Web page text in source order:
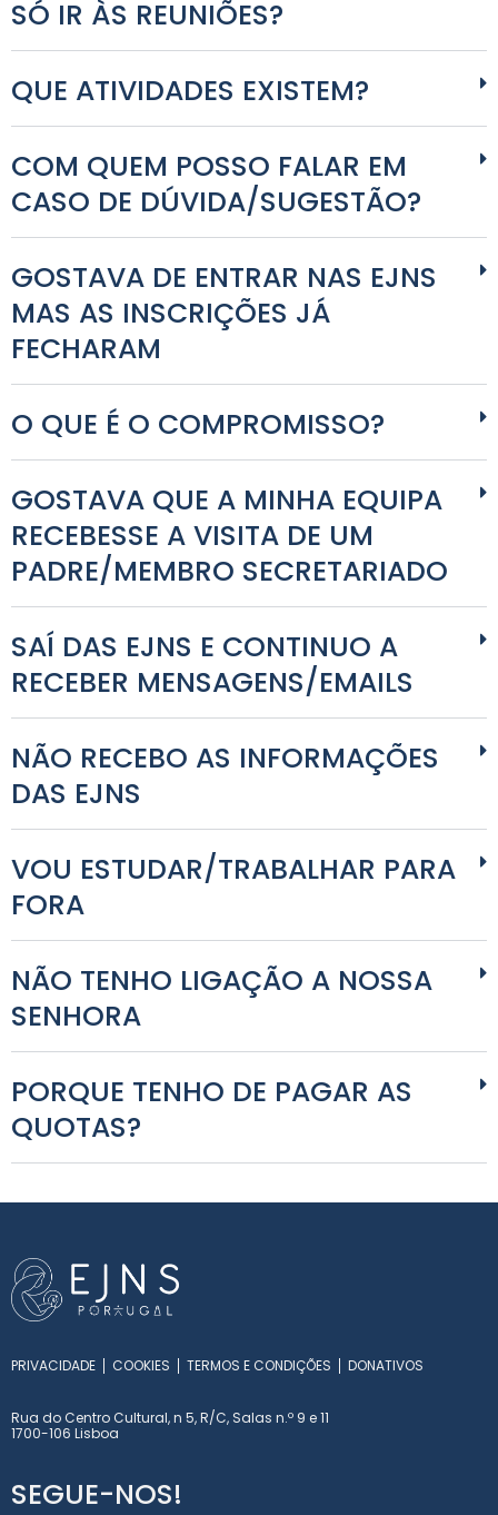
SÓ IR ÀS REUNIÕES?
QUE ATIVIDADES EXISTEM?
COM QUEM POSSO FALAR EM
CASO DE DÚVIDA/SUGESTÃO?
GOSTAVA DE ENTRAR NAS EJNS
MAS AS INSCRIÇÕES JÁ
FECHARAM
O QUE É O COMPROMISSO?
GOSTAVA QUE A MINHA EQUIPA
RECEBESSE A VISITA DE UM
PADRE/MEMBRO SECRETARIADO
SAÍ DAS EJNS E CONTINUO A
RECEBER MENSAGENS/EMAILS
NÃO RECEBO AS INFORMAÇÕES
DAS EJNS
VOU ESTUDAR/TRABALHAR PARA
FORA
NÃO TENHO LIGAÇÃO A NOSSA
SENHORA
PORQUE TENHO DE PAGAR AS
QUOTAS?
PRIVACIDADE COOKIES TERMOS E CONDIÇÕES DONATIVOS
Rua do Centro Cultural, n 5, R/C, Salas n.º 9 e 11
1700-106 Lisboa
SEGUE-NOS!